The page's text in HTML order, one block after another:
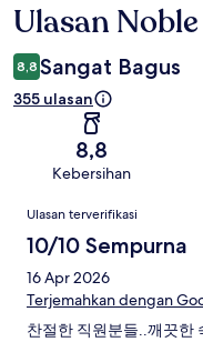
Ulasan
Ulasan
8,8 Sangat Bagus
355 ulasan
8,8
Kebersihan
Ulasan
Ulasan terverifikasi
10/10 Sempurna
16 Apr 2026
Terjemahkan dengan
찬절한 직원분들..깨끗한